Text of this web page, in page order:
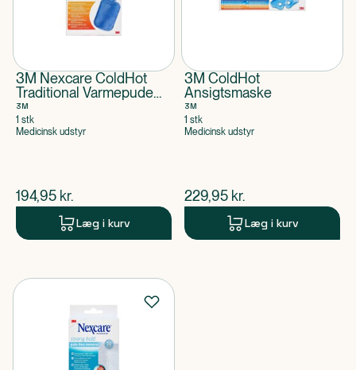
3M Nexcare ColdHot
Traditional Varmepude
19x27 cm
3M
1 stk
Medicinsk udstyr
$nuværende pris
194,95 kr.
Læg i kurv
3M ColdHot
Ansigtsmaske
3M
1 stk
Medicinsk udstyr
$nuværende pris
229,95 kr.
Læg i kurv